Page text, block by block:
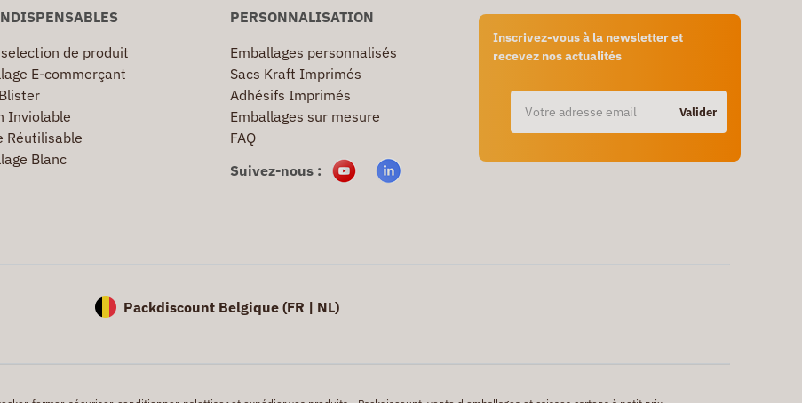
Inscrivez-vous à la newsletter et
recevez nos actualités
Valider
de produit
E-commerçant
Inviolable
Réutilisable
Blanc
PERSONNALISATION
Emballages personnalisés
Sacs Kraft Imprimés
Adhésifs Imprimés
Emballages sur mesure
FAQ
Suivez-nous :
Packdiscount Belgique (FR | NL)